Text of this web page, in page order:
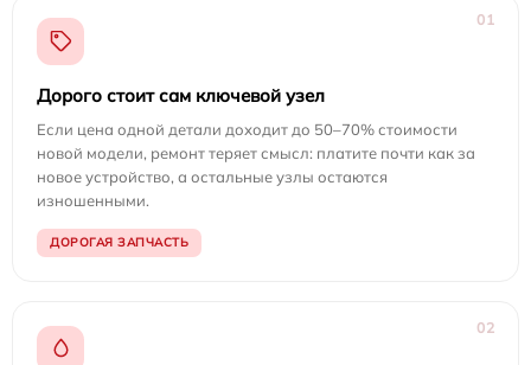
01
Дорого стоит сам ключевой узел
Если цена одной детали доходит до 50–70% стоимости
новой модели, ремонт теряет смысл: платите почти как за
новое устройство, а остальные узлы остаются
изношенными.
ДОРОГАЯ ЗАПЧАСТЬ
02